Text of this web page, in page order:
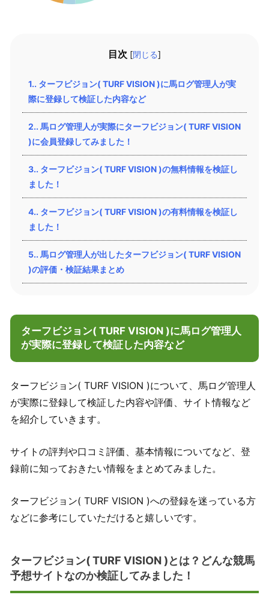
目次 [閉じる]
1. ターフビジョン( TURF VISION )に馬ログ管理人が実
際に登録して検証した内容など
2. 馬ログ管理人が実際にターフビジョン( TURF VISION
)に会員登録してみました！
3. ターフビジョン( TURF VISION )の無料情報を検証し
ました！
4. ターフビジョン( TURF VISION )の有料情報を検証し
ました！
5. 馬ログ管理人が出したターフビジョン( TURF VISION
)の評価・検証結果まとめ
ターフビジョン( TURF VISION )に馬ログ管理人
が実際に登録して検証した内容など
ターフビジョン( TURF VISION )について、馬ログ管理人
が実際に登録して検証した内容や評価、サイト情報など
を紹介していきます。
サイトの評判や口コミ評価、基本情報についてなど、登
録前に知っておきたい情報をまとめてみました。
ターフビジョン( TURF VISION )への登録を迷っている方
などに参考にしていただけると嬉しいです。
ターフビジョン( TURF VISION )とは？どんな競馬
予想サイトなのか検証してみました！